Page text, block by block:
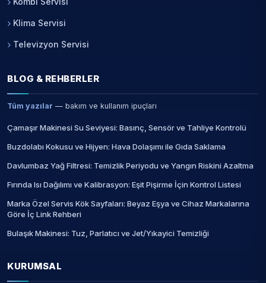
Klima Servisi
Televizyon Servisi
BLOG & REHBERLER
Tüm yazılar — bakım ve kullanım ipuçları
Çamaşır Makinesi Su Seviyesi: Basınç, Sensör ve Tahliye Kontrolü
Buzdolabı Kokusu ve Hijyen: Hava Dolaşımı ile Gıda Saklama
Davlumbaz Yağ Filtresi: Temizlik Periyodu ve Yangın Riskini Azaltma
Fırında Isı Dağılımı ve Kalibrasyon: Eşit Pişirme İçin Kontrol Listesi
Marka Özel Servis Kök Sayfaları: Beyaz Eşya ve Cihaz Markalarına
Göre İç Link Rehberi
Bulaşık Makinesi: Tuz, Parlatıcı ve Jet/Yıkayici Temizliği
KURUMSAL